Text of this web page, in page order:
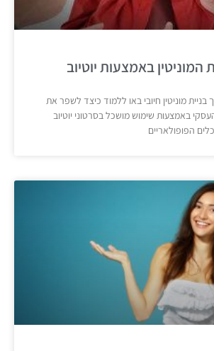
באמצעות יוטיוב
בניית מוניטין חיובי באו ללמוד כיצד לשפר את
באמצעות שימוש מושכל בסרטוני יוטיוב
הפופולאריים